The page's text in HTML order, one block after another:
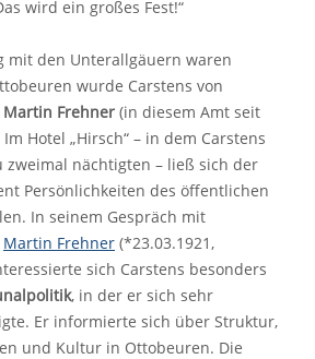
wird ein großes Fest!“
mit den Unterallgäuern waren
wurde Carstens von
Frehner (in diesem Amt seit
Hotel „Hirsch“ – in dem Carstens
zweimal nächtigten – ließ sich der
Persönlichkeiten des öffentlichen
In seinem Gespräch mit
Martin Frehner (*23.03.1921,
sich Carstens besonders
, in der er sich sehr
Er informierte sich über Struktur,
und Kultur in Ottobeuren. Die